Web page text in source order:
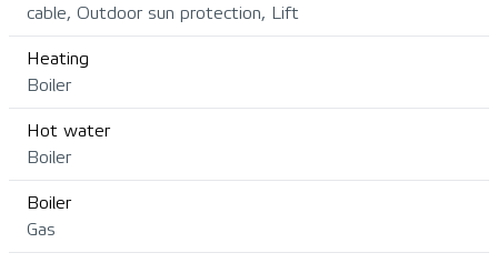
cable, Outdoor sun protection, Lift
Heating
Boiler
Hot water
Boiler
Boiler
Gas